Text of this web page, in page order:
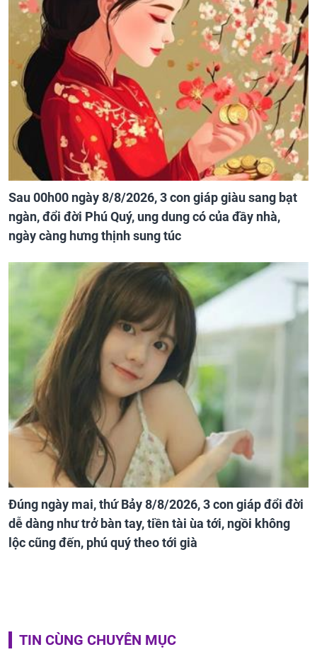
Sau 00h00 ngày 8/8/2026, 3 con giáp giàu sang bạt
ngàn, đổi đời Phú Quý, ung dung có của đầy nhà,
ngày càng hưng thịnh sung túc
Đúng ngày mai, thứ Bảy 8/8/2026, 3 con giáp đổi đời
dễ dàng như trở bàn tay, tiền tài ùa tới, ngồi không
lộc cũng đến, phú quý theo tới già
TIN CÙNG CHUYÊN MỤC